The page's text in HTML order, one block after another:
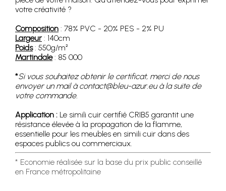
votre créativité ?
Composition : 78% PVC - 20% PES - 2% PU
Largeur: 140cm
Poids: 550g/m²
Martindale: 85 000
*Si vous souhaitez obtenir le certificat, merci de nous
envoyer un mail à contact@bleu-azur.eu à la suite de
votre commande.
Application : Le simili cuir certifié CRIB5 garantit une
résistance élevée à la propagation de la flamme,
essentielle pour les meubles en simili cuir dans des
espaces publics ou commerciaux.
* Economie réalisée sur la base du prix public conseillé
en France métropolitaine